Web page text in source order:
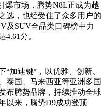
爆市场，腾势N8L正成为越
选，也经受住了众多用户的
及SUV全品类口碑榜中力
4.61分。
“加速键”，以优雅、创新、
泰国、马来西亚等亚洲多国
布腾势品牌，持续推动全球
以来，腾势D9成功登顶